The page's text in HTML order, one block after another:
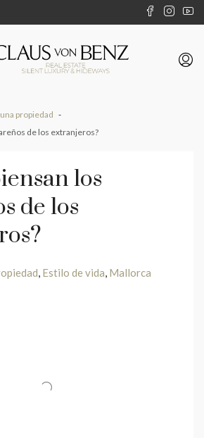
propiedad
de los extranjeros?
los
de los
, Estilo de vida, Mallorca